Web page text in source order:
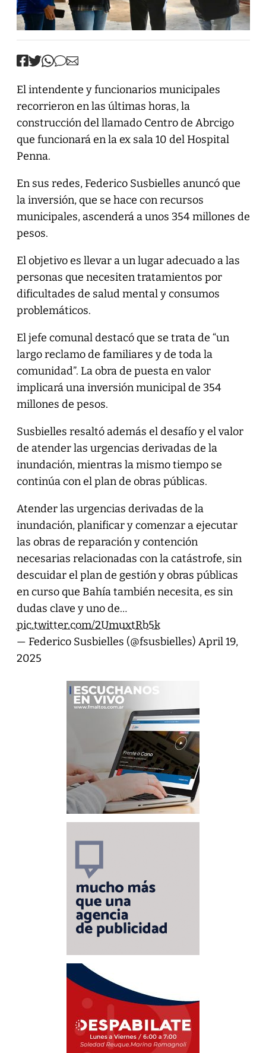
El intendente y funcionarios municipales
recorrieron en las últimas horas, la
construcción del llamado Centro de Abrcigo
que funcionará en la ex sala 10 del Hospital
Penna.
En sus redes, Federico Susbielles anuncó que
la inversión, que se hace con recursos
municipales, ascenderá a unos 354 millones de
pesos.
El objetivo es llevar a un lugar adecuado a las
personas que necesiten tratamientos por
dificultades de salud mental y consumos
problemáticos.
El jefe comunal destacó que se trata de “un
largo reclamo de familiares y de toda la
comunidad”. La obra de puesta en valor
implicará una inversión municipal de 354
millones de pesos.
Susbielles resaltó además el desafío y el valor
de atender las urgencias derivadas de la
inundación, mientras la mismo tiempo se
continúa con el plan de obras públicas.
Atender las urgencias derivadas de la
inundación, planificar y comenzar a ejecutar
las obras de reparación y contención
necesarias relacionadas con la catástrofe, sin
descuidar el plan de gestión y obras públicas
en curso que Bahía también necesita, es sin
dudas clave y uno de…
pic.twitter.com/2UmuxtRb5k
— Federico Susbielles (@fsusbielles) April 19,
2025